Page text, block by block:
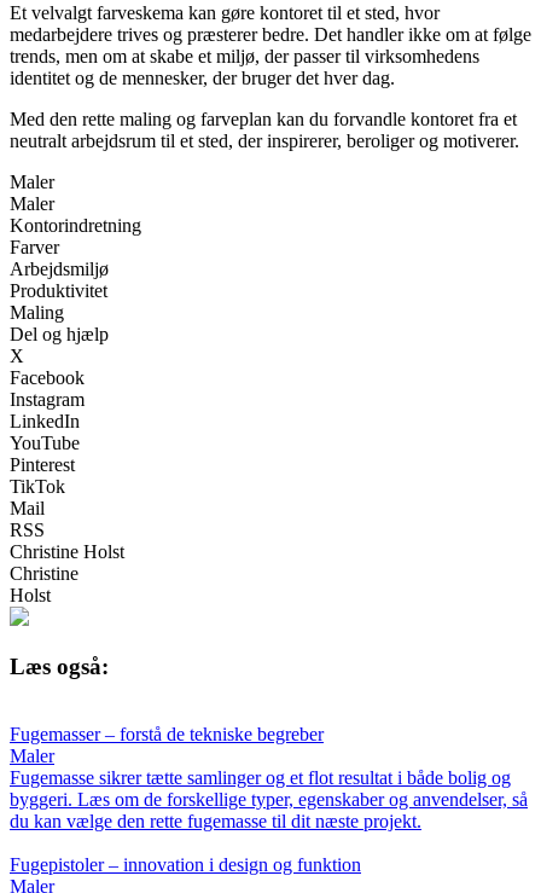
Et velvalgt farveskema kan gøre kontoret til et sted, hvor
medarbejdere trives og præsterer bedre. Det handler ikke om at følge
trends, men om at skabe et miljø, der passer til virksomhedens
identitet og de mennesker, der bruger det hver dag.
Med den rette maling og farveplan kan du forvandle kontoret fra et
neutralt arbejdsrum til et sted, der inspirerer, beroliger og motiverer.
Maler
Maler
Kontorindretning
Farver
Arbejdsmiljø
Produktivitet
Maling
Del og hjælp
X
Facebook
Instagram
LinkedIn
YouTube
Pinterest
TikTok
Mail
RSS
Christine Holst
Christine
Holst
Læs også:
Fugemasser – forstå de tekniske begreber
Maler
Fugemasse sikrer tætte samlinger og et flot resultat i både bolig og
byggeri. Læs om de forskellige typer, egenskaber og anvendelser, så
du kan vælge den rette fugemasse til dit næste projekt.
Fugepistoler – innovation i design og funktion
Maler